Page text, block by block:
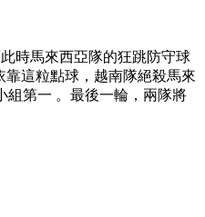
此時馬來西亞隊的狂跳防守球
這粒點球，越南隊絕殺馬來
一  。最後一輪 ，兩隊將